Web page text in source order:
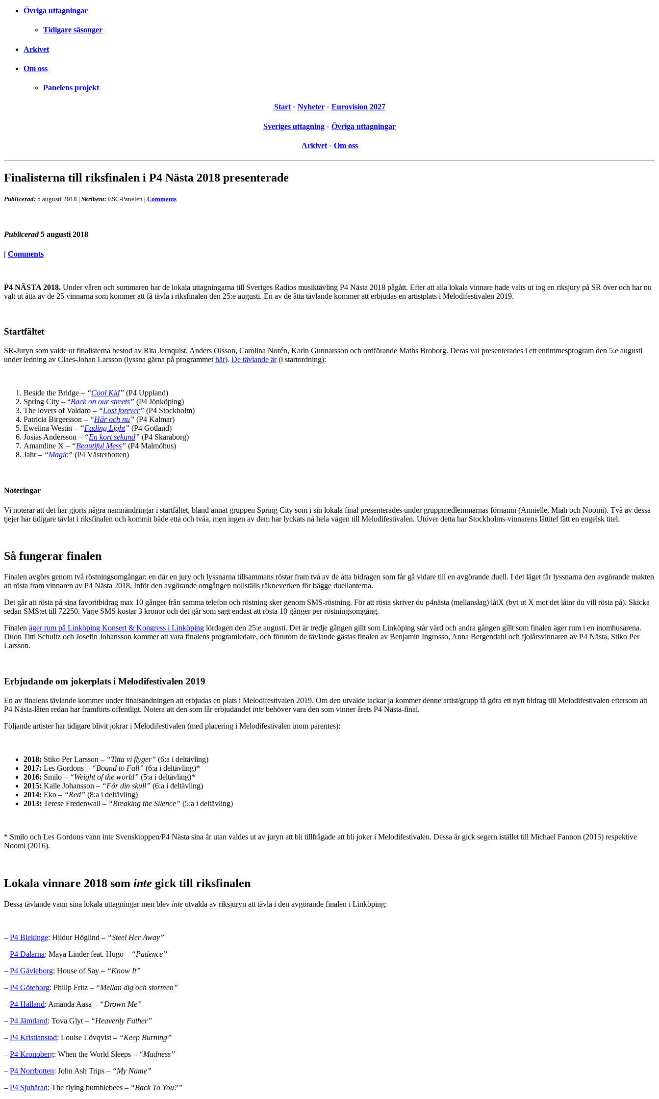
Övriga uttagningar
Tidigare säsonger
Arkivet
Om oss
Panelens projekt
Start • Nyheter • Eurovision 2027
Sveriges uttagning • Övriga uttagningar
Arkivet • Om oss
Finalisterna till riksfinalen i P4 Nästa 2018 presenterade
Publicerad: 5 augusti 2018 | Skribent: ESC-Panelen | Comments
Publicerad 5 augusti 2018
| Comments
P4 NÄSTA 2018. Under våren och sommaren har de lokala uttagningarna till Sveriges Radios musiktävling P4 Nästa 2018 pågått. Efter att alla lokala vinnare hade valts ut tog en riksjury på SR över och har nu
valt ut åtta av de 25 vinnarna som kommer att få tävla i riksfinalen den 25:e augusti. En av de åtta tävlande kommer att erbjudas en artistplats i Melodifestivalen 2019.
Startfältet
SR-Juryn som valde ut finalisterna bestod av Rita Jernquist, Anders Olsson, Carolina Norén, Karin Gunnarsson och ordförande Maths Broborg. Deras val presenterades i ett entimmesprogram den 5:e augusti
under ledning av Claes-Johan Larsson (lyssna gärna på programmet här). De tävlande är(i startordning):
Beside the Bridge – “Cool Kid” (P4 Uppland)
Spring City – “Back on our streets” (P4 Jönköping)
The lovers of Valdaro – “Lost forever” (P4 Stockholm)
Patricia Birgersson – “Här och nu” (P4 Kalmar)
Ewelina Westin – “Fading Light” (P4 Gotland)
Josias Andersson – “En kort sekund” (P4 Skaraborg)
Amandine X – “Beautiful Mess” (P4 Malmöhus)
Jahr – “Magic” (P4 Västerbotten)
Noteringar
Vi noterar att det har gjorts några namnändringar i startfältet, bland annat gruppen Spring City som i sin lokala final presenterades under gruppmedlemmarnas förnamn (Annielle, Miah och Noomi). Två av dessa
tjejer har tidigare tävlat i riksfinalen och kommit både etta och tvåa, men ingen av dem har lyckats nå hela vägen till Melodifestivalen. Utöver detta har Stockholms-vinnarens låttitel fått en engelsk titel.
Så fungerar finalen
Finalen avgörs genom två röstningsomgångar; en där en jury och lyssnarna tillsammans röstar fram två av de åtta bidragen som får gå vidare till en avgörande duell. I det läget får lyssnarna den avgörande makten
att rösta fram vinnaren av P4 Nästa 2018. Inför den avgörande omgången nollställs räkneverken för bägge duellanterna.
Det går att rösta på sina favoritbidrag max 10 gånger från samma telefon och röstning sker genom SMS-röstning. För att rösta skriver du p4nästa (mellanslag) låtX (byt ut X mot det låtnr du vill rösta på). Skicka
sedan SMS:et till 72250. Varje SMS kostar 3 kronor och det går som sagt endast att rösta 10 gånger per röstningsomgång.
Finalen äger rum på Linköping Konsert & Kongress i Linköping lördagen den 25:e augusti. Det är tredje gången gillt som Linköping står värd och andra gången gillt som finalen äger rum i en inomhusarena.
Duon Titti Schultz och Josefin Johansson kommer att vara finalens programledare, och förutom de tävlande gästas finalen av Benjamin Ingrosso, Anna Bergendahl och fjolårsvinnaren av P4 Nästa, Stiko Per
Larsson.
Erbjudande om jokerplats i Melodifestivalen 2019
En av finalens tävlande kommer under finalsändningen att erbjudas en plats i Melodifestivalen 2019. Om den utvalde tackar ja kommer denne artist/grupp få göra ett nytt bidrag till Melodifestivalen eftersom att
P4 Nästa-låten redan har framförts offentligt. Notera att den som får erbjudandet inte behöver vara den som vinner årets P4 Nästa-final.
Följande artister har tidigare blivit jokrar i Melodifestivalen (med placering i Melodifestivalen inom parentes):
2018: Stiko Per Larsson – “Titta vi flyger” (6:a i deltävling)
2017: Les Gordons – “Bound to Fall” (6:a i deltävling)*
2016: Smilo – “Weight of the world” (5:a i deltävling)*
2015: Kalle Johansson – “För din skull” (6:a i deltävling)
2014: Eko – “Red” (8:a i deltävling)
2013: Terese Fredenwall – “Breaking the Silence” (5:a i deltävling)
* Smilo och Les Gordons vann inte Svensktoppen/P4 Nästa sina år utan valdes ut av juryn att bli tillfrågade att bli joker i Melodifestivalen. Dessa år gick segern istället till Michael Fannon (2015) respektive
Noomi (2016).
Lokala vinnare 2018 som inte gick till riksfinalen
Dessa tävlande vann sina lokala uttagningar men blev inte utvalda av riksjuryn att tävla i den avgörande finalen i Linköping:
– P4 Blekinge: Hildur Höglind – “Steel Her Away”
– P4 Dalarna: Maya Linder feat. Hugo – “Patience”
– P4 Gävleborg: House of Say – “Know It”
– P4 Göteborg: Philip Fritz – “Mellan dig och stormen”
– P4 Halland: Amanda Aasa – “Drown Me”
– P4 Jämtland: Tova Glyt – “Heavenly Father”
– P4 Kristianstad: Louise Lövqvist – “Keep Burning”
– P4 Kronoberg: When the World Sleeps – “Madness”
– P4 Norrbotten: John Ash Trips – “My Name”
– P4 Sjuhärad: The flying bumblebees – “Back To You?”